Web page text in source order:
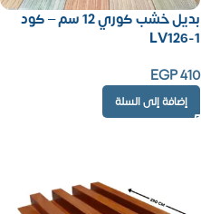
بديل خشب كوري 12 سم – كود
LV126-1
EGP410
إضافة إلى السلة